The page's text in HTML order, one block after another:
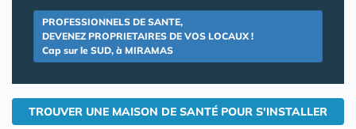
PROFESSIONNELS DE SANTE,
DEVENEZ PROPRIETAIRES DE VOS LOCAUX !
Cap sur le SUD, à MIRAMAS
TROUVER UNE MAISON DE SANTÉ POUR S'INSTALLER